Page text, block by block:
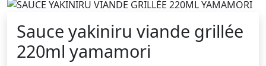
Sauce yakiniru viande grillée
220ml yamamori